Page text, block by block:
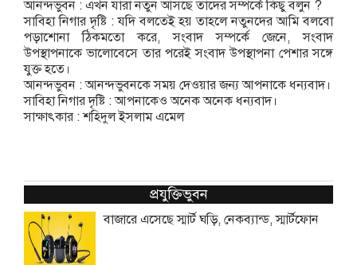
আনন্দভুবন : এখন যারা নতুন আসছে তাদের সম্পর্কে কিছু বলুন ?
সাবিহা নিগার দৃষ্টি : যদি বলতেই হয় তাহলে নতুনদের আমি বলবো
পড়াশোনা ঠিকমতো করে, সংবাদ সম্পর্কে জেনে, সংবাদ
উপস্থাপনাকে ভালোবেসে তার পরেই সংবাদ উপস্থাপনা পেশার সঙ্গে
যুক্ত হতে।
আনন্দভুবন : আনন্দভুবনকে সময় দেওয়ার জন্য আপনাকে ধন্যবাদ।
সাবিহা নিগার দৃষ্টি : আপনাকেও অনেক অনেক ধন্যবাদ।
সাক্ষাৎকার : শহিদুল ইসলাম এমেল
প্রযুক্তিভুবন
বাজারে এসেছে স্মার্ট ঘড়ি, নেকব্যান্ড, স্মার্টফোন